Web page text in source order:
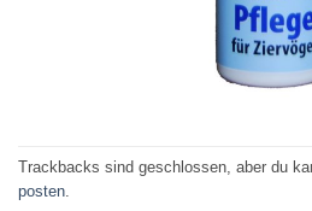
Trackbacks sind geschlossen, aber du
posten